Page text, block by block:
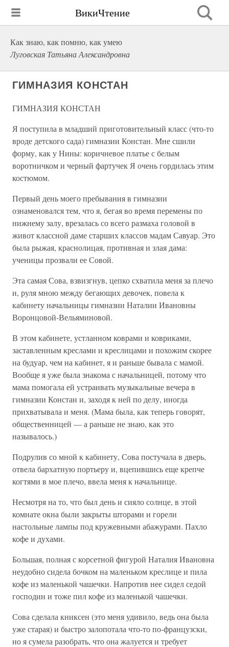
ВикиЧтение
Как знаю, как помню, как умею
Луговская Татьяна Александровна
ГИМНАЗИЯ КОНСТАН
ГИМНАЗИЯ КОНСТАН
Я поступила в младший приготовительный класс (что-то
вроде детского сада) гимназии Констан. Мне сшили
форму, как у Нины: коричневое платье с белым
воротничком и черный фартучек Я очень гордилась этим
костюмом.
Первый день моего пребывания в гимназии
ознаменовался тем, что я, бегая во время перемены по
нижнему залу, врезалась со всего размаха головой в
живот классной даме старших классов мадам Савуар. Это
была рыжая, краснолицая, противная и злая дама:
ученицы прозвали ее Совой.
Эта самая Сова, взвизгнув, цепко схватила меня за плечо
и, руля мною между бегающих девочек, повела к
кабинету начальницы гимназии Наталии Ивановны
Воронцовой-Вельяминовой.
В этом кабинете, устланном коврами и ковриками,
заставленным креслами и креслицами и похожим скорее
на будуар, чем на кабинет, я и раньше бывала с мамой.
Вообще я уже была знакома с начальницей, потому что
мама помогала ей устраивать музыкальные вечера в
гимназии Констан и, заходя к ней по делу, иногда
прихватывала и меня. (Мама была, как теперь говорят,
общественницей — а раньше не знаю, как это
называлось.)
Подрулив со мной к кабинету, Сова постучала в дверь,
отвела бархатную портьеру и, вцепившись еще крепче
когтями в мое плечо, ввела меня к начальнице.
Несмотря на то, что был день и сияло солнце, в этой
комнате окна были закрыты шторами и горели
настольные лампы под кружевными абажурами. Пахло
кофе и духами.
Большая, полная с корсетной фигурой Наталия Ивановна
неудобно сидела бочком на маленьком креслице и пила
кофе из маленькой чашечки. Напротив нее сидел седой
господин и тоже пил кофе из маленькой чашечки.
Сова сделала книксен (это меня удивило, ведь она была
уже старая) и быстро залопотала что-то по-французски,
но я сумела разобрать, что она жалуется и требует